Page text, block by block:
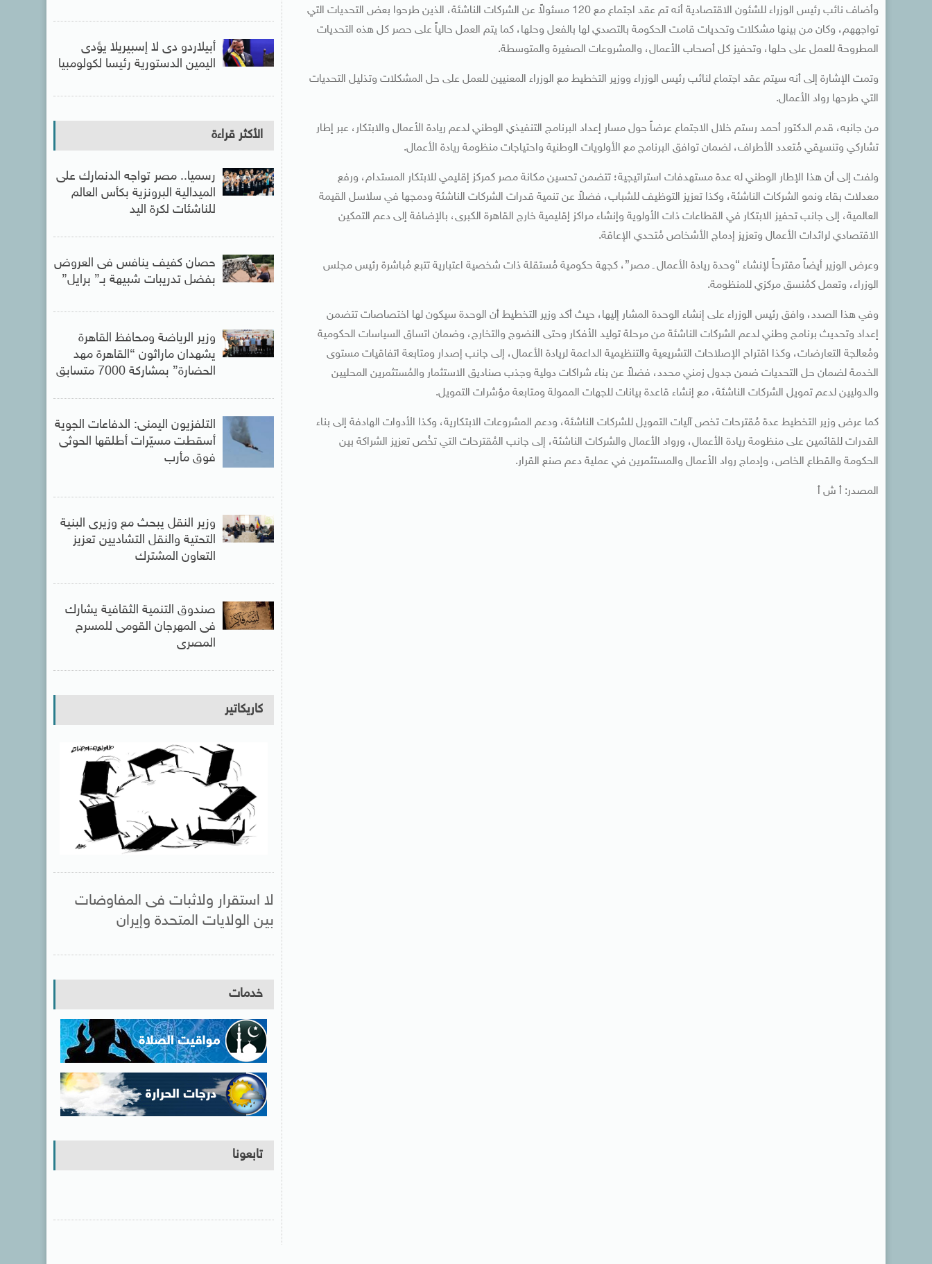
وأضاف نائب رئيس الوزراء للشئون الاقتصادية أنه تم عقد اجتماع مع 120 مسئولاً عن الشركات الناشئة، الذين طرحوا بعض التحديات التي
تواجههم، وكان من بينها مشكلات وتحديات قامت الحكومة بالتصدي لها بالفعل وحلها، كما يتم العمل حالياً على حصر كل هذه التحديات
المطروحة للعمل على حلها، وتحفيز كل أصحاب الأعمال، والمشروعات الصغيرة والمتوسطة.
وتمت الإشارة إلى أنه سيتم عقد اجتماع لنائب رئيس الوزراء ووزير التخطيط مع الوزراء المعنيين للعمل على حل المشكلات وتذليل التحديات
التي طرحها رواد الأعمال.
من جانبه، قدم الدكتور أحمد رستم خلال الاجتماع عرضاً حول مسار إعداد البرنامج التنفيذي الوطني لدعم ريادة الأعمال والابتكار، عبر إطار
تشاركي وتنسيقي مُتعدد الأطراف، لضمان توافق البرنامج مع الأولويات الوطنية واحتياجات منظومة ريادة الأعمال.
ولفت إلى أن هذا الإطار الوطني له عدة مستهدفات استراتيجية؛ تتضمن تحسين مكانة مصر كمركز إقليمي للابتكار المستدام، ورفع
معدلات بقاء ونمو الشركات الناشئة، وكذا تعزيز التوظيف للشباب، فضلاً عن تنمية قدرات الشركات الناشئة ودمجها في سلاسل القيمة
العالمية، إلى جانب تحفيز الابتكار في القطاعات ذات الأولوية وإنشاء مراكز إقليمية خارج القاهرة الكبرى، بالإضافة إلى دعم التمكين
الاقتصادي لرائدات الأعمال وتعزيز إدماج الأشخاص مُتحدي الإعاقة.
وعرض الوزير أيضاً مقترحاً لإنشاء “وحدة ريادة الأعمال ـ مصر”، كجهة حكومية مُستقلة ذات شخصية اعتبارية تتبع مُباشرة رئيس مجلس
الوزراء، وتعمل كمُنسق مركزي للمنظومة.
وفي هذا الصدد، وافق رئيس الوزراء على إنشاء الوحدة المشار إليها، حيث أكد وزير التخطيط أن الوحدة سيكون لها اختصاصات تتضمن
إعداد وتحديث برنامج وطني لدعم الشركات الناشئة من مرحلة توليد الأفكار وحتى النضوج والتخارج، وضمان اتساق السياسات الحكومية
ومُعالجة التعارضات، وكذا اقتراح الإصلاحات التشريعية والتنظيمية الداعمة لريادة الأعمال، إلى جانب إصدار ومتابعة اتفاقيات مستوى
الخدمة لضمان حل التحديات ضمن جدول زمني محدد، فضلاً عن بناء شراكات دولية وجذب صناديق الاستثمار والمُستثمرين المحليين
والدوليين لدعم تمويل الشركات الناشئة، مع إنشاء قاعدة بيانات للجهات الممولة ومتابعة مؤشرات التمويل.
كما عرض وزير التخطيط عدة مُقترحات تخص آليات التمويل للشركات الناشئة، ودعم المشروعات الابتكارية، وكذا الأدوات الهادفة إلى بناء
القدرات للقائمين على منظومة ريادة الأعمال، ورواد الأعمال والشركات الناشئة، إلى جانب المُقترحات التي تخُص تعزيز الشراكة بين
الحكومة والقطاع الخاص، وإدماج رواد الأعمال والمستثمرين في عملية دعم صنع القرار.
المصدر: أ ش أ
أبيلاردو دى لا إسبيريلا يؤدى
اليمين الدستورية رئيسا لكولومبيا
الأكثر قراءة
رسميا.. مصر تواجه الدنمارك على
الميدالية البرونزية بكأس العالم
للناشئات لكرة اليد
حصان كفيف ينافس فى العروض
بفضل تدريبات شبيهة بـ” برايل”
وزير الرياضة ومحافظ القاهرة
يشهدان ماراثون “القاهرة مهد
الحضارة” بمشاركة 7000 متسابق
التلفزيون اليمنى: الدفاعات الجوية
أسقطت مسيّرات أطلقها الحوثى
فوق مأرب
وزير النقل يبحث مع وزيرى البنية
التحتية والنقل التشاديين تعزيز
التعاون المشترك
صندوق التنمية الثقافية يشارك
فى المهرجان القومى للمسرح
المصرى
كاريكاتير
لا استقرار ولاثبات فى المفاوضات
بين الولايات المتحدة وإيران
خدمات
تابعونا